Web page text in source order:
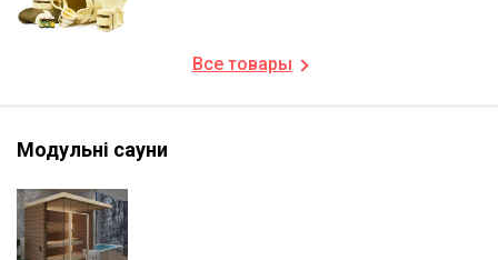
Все товары
Модульні сауни